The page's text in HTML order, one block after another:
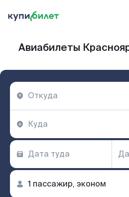
Авиабилеты